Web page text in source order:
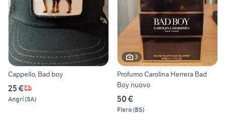
Cappello, Bad boy
25 €
Angri(SA)
3
Profumo Carolina Herrera Bad
Boy nuovo
50 €
Flero(BS)